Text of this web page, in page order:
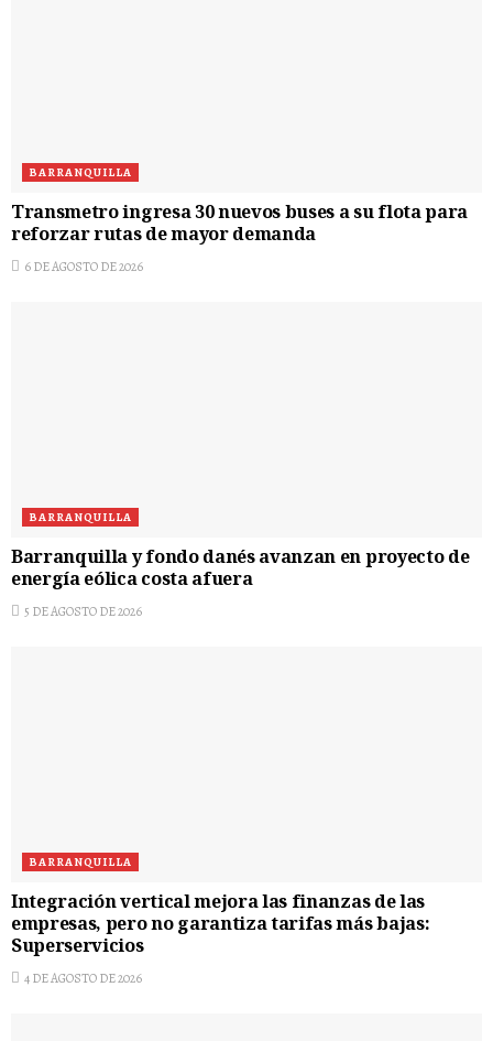
BARRANQUILLA
Transmetro ingresa 30 nuevos buses a su flota para
reforzar rutas de mayor demanda
6 DE AGOSTO DE 2026
BARRANQUILLA
Barranquilla y fondo danés avanzan en proyecto de
energía eólica costa afuera
5 DE AGOSTO DE 2026
BARRANQUILLA
Integración vertical mejora las finanzas de las
empresas, pero no garantiza tarifas más bajas:
Superservicios
4 DE AGOSTO DE 2026